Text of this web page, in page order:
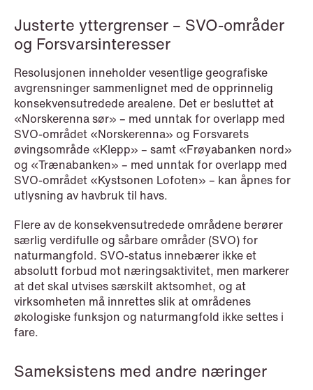
NEWS
Intressanta avgöranden och
prövningstillstånd från andra kvartalet
2026
Justerte yttergrenser – SVO-områder
og Forsvarsinteresser
Resolusjonen inneholder vesentlige geografiske
avgrensninger sammenlignet med de opprinnelig
konsekvensutredede arealene. Det er besluttet at
«Norskerenna sør» – med unntak for overlapp med
SVO-området «Norskerenna» og Forsvarets
øvingsområde «Klepp» – samt «Frøyabanken nord»
og «Trænabanken» – med unntak for overlapp med
SVO-området «Kystsonen Lofoten» – kan åpnes for
utlysning av havbruk til havs.
Flere av de konsekvensutredede områdene berører
særlig verdifulle og sårbare områder (SVO) for
naturmangfold. SVO-status innebærer ikke et
absolutt forbud mot næringsaktivitet, men markerer
at det skal utvises særskilt aktsomhet, og at
virksomheten må innrettes slik at områdenes
økologiske funksjon og naturmangfold ikke settes i
fare.
Sameksistens med andre næringer